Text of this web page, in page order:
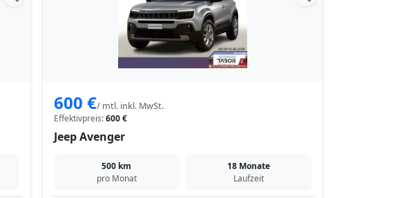
600 €/ mtl. inkl. MwSt.
Effektivpreis:600 €
Jeep Avenger
500 km
pro Monat
18 Monate
Laufzeit